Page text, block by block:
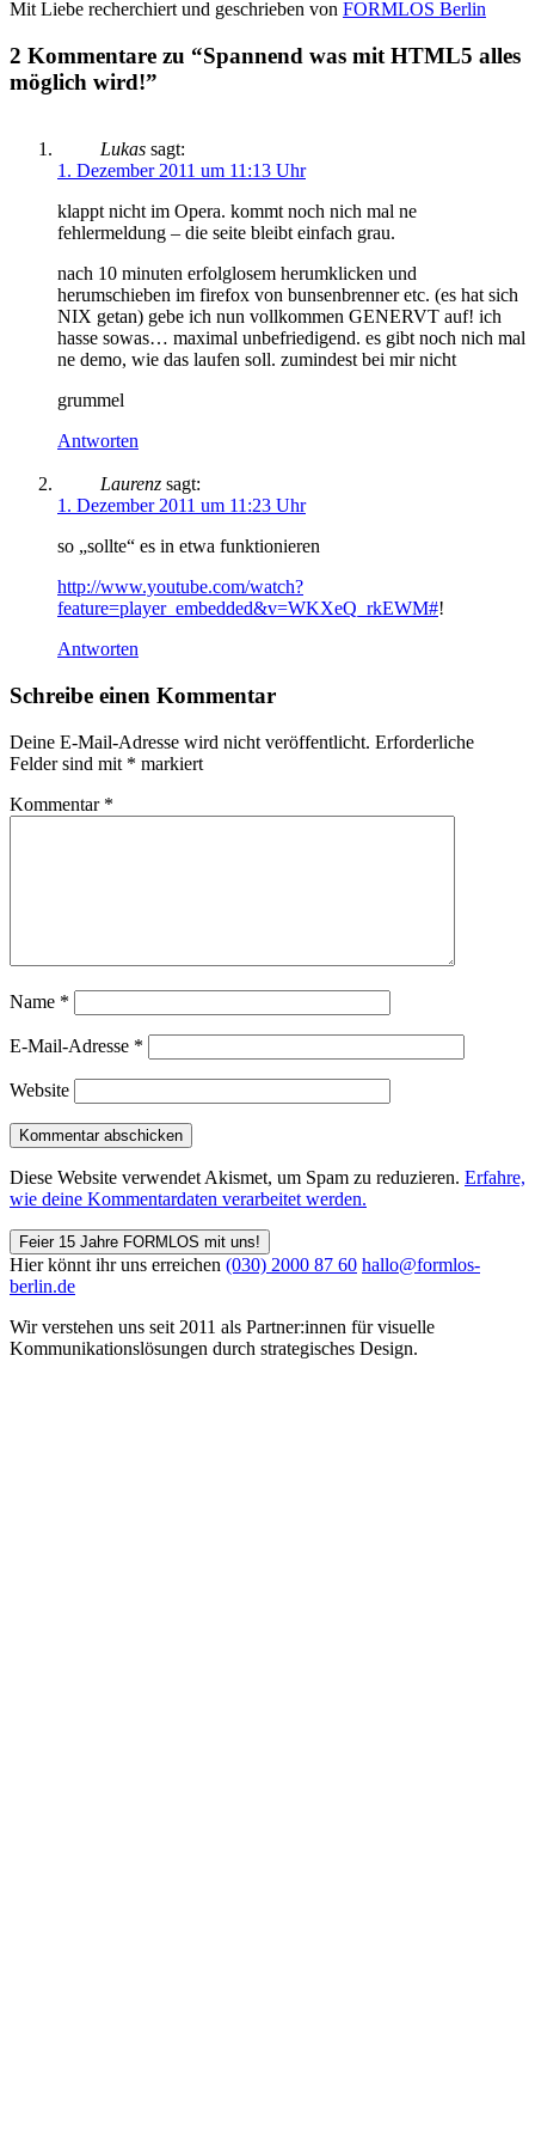
Mit Liebe recherchiert und geschrieben von FORMLOS Berlin
2 Kommentare zu “Spannend was mit HTML5 alles
möglich wird!”
Lukas sagt:
1. Dezember 2011 um 11:13 Uhr
klappt nicht im Opera. kommt noch nich mal ne
fehlermeldung – die seite bleibt einfach grau.
nach 10 minuten erfolglosem herumklicken und
herumschieben im firefox von bunsenbrenner etc. (es hat sich
NIX getan) gebe ich nun vollkommen GENERVT auf! ich
hasse sowas… maximal unbefriedigend. es gibt noch nich mal
ne demo, wie das laufen soll. zumindest bei mir nicht
grummel
Antworten
Laurenz sagt:
1. Dezember 2011 um 11:23 Uhr
so „sollte“ es in etwa funktionieren
http://www.youtube.com/watch?
feature=player_embedded&v=WKXeQ_rkEWM#!
Antworten
Schreibe einen Kommentar
Deine E-Mail-Adresse wird nicht veröffentlicht. Erforderliche
Felder sind mit * markiert
Kommentar *
Name *
E-Mail-Adresse *
Website
Diese Website verwendet Akismet, um Spam zu reduzieren. Erfahre,
wie deine Kommentardaten verarbeitet werden.
Feier 15 Jahre FORMLOS mit uns!
Hier könnt ihr uns erreichen (030) 2000 87 60 hallo@formlos-
berlin.de
Wir verstehen uns seit 2011 als Partner:innen für visuelle
Kommunikations­lösungen durch strategisches Design.